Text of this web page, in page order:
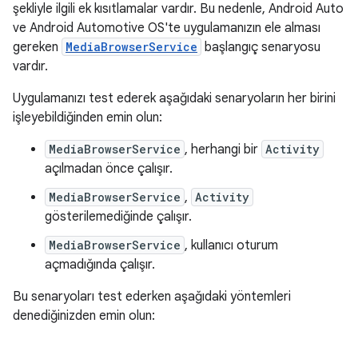
şekliyle ilgili ek kısıtlamalar vardır. Bu nedenle, Android Auto
ve Android Automotive OS'te uygulamanızın ele alması
gereken MediaBrowserService başlangıç senaryosu
vardır.
Uygulamanızı test ederek aşağıdaki senaryoların her birini
işleyebildiğinden emin olun:
MediaBrowserService , herhangi bir Activity
açılmadan önce çalışır.
MediaBrowserService , Activity
gösterilemediğinde çalışır.
MediaBrowserService , kullanıcı oturum
açmadığında çalışır.
Bu senaryoları test ederken aşağıdaki yöntemleri
denediğinizden emin olun: